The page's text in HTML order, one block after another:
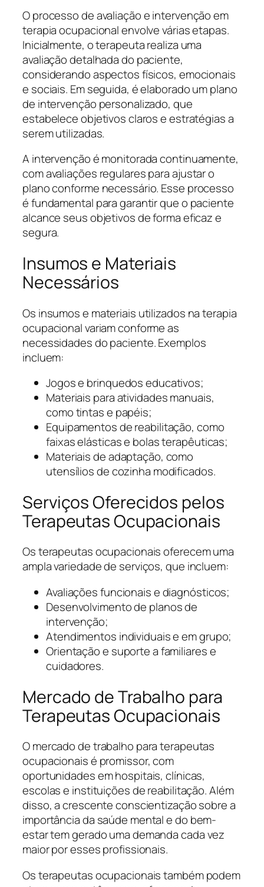
O processo de avaliação e intervenção em
terapia ocupacional envolve várias etapas.
Inicialmente, o terapeuta realiza uma
avaliação detalhada do paciente,
considerando aspectos físicos, emocionais
e sociais. Em seguida, é elaborado um plano
de intervenção personalizado, que
estabelece objetivos claros e estratégias a
serem utilizadas.
A intervenção é monitorada continuamente,
com avaliações regulares para ajustar o
plano conforme necessário. Esse processo
é fundamental para garantir que o paciente
alcance seus objetivos de forma eficaz e
segura.
Insumos e Materiais
Necessários
Os insumos e materiais utilizados na terapia
ocupacional variam conforme as
necessidades do paciente. Exemplos
incluem:
Jogos e brinquedos educativos;
Materiais para atividades manuais,
como tintas e papéis;
Equipamentos de reabilitação, como
faixas elásticas e bolas terapêuticas;
Materiais de adaptação, como
utensílios de cozinha modificados.
Serviços Oferecidos pelos
Terapeutas Ocupacionais
Os terapeutas ocupacionais oferecem uma
ampla variedade de serviços, que incluem:
Avaliações funcionais e diagnósticos;
Desenvolvimento de planos de
intervenção;
Atendimentos individuais e em grupo;
Orientação e suporte a familiares e
cuidadores.
Mercado de Trabalho para
Terapeutas Ocupacionais
O mercado de trabalho para terapeutas
ocupacionais é promissor, com
oportunidades em hospitais, clínicas,
escolas e instituições de reabilitação. Além
disso, a crescente conscientização sobre a
importância da saúde mental e do bem-
estar tem gerado uma demanda cada vez
maior por esses profissionais.
Os terapeutas ocupacionais também podem